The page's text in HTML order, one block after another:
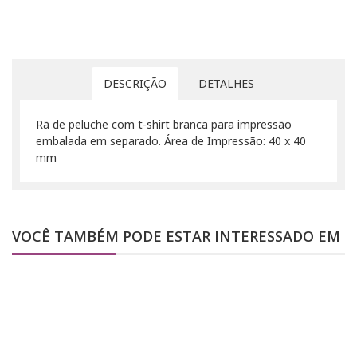
DESCRIÇÃO DETALHES
Rã de peluche com t-shirt branca para impressão
embalada em separado. Área de Impressão: 40 x 40
mm
VOCÊ TAMBÉM PODE ESTAR INTERESSADO EM